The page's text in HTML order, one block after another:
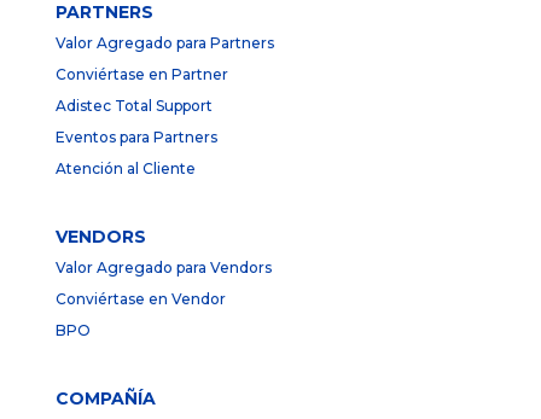
PARTNERS
Valor Agregado para Partners
Conviértase en Partner
Adistec Total Support
Eventos para Partners
Atención al Cliente
VENDORS
Valor Agregado para Vendors
Conviértase en Vendor
BPO
COMPAÑÍA